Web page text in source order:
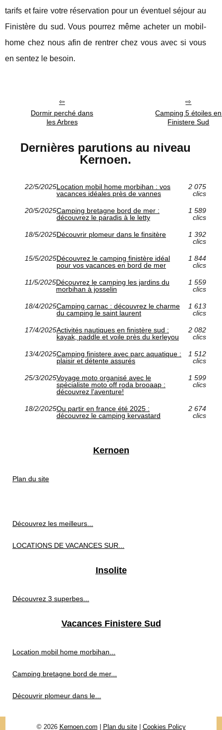
tarifs et faire votre réservation pour un éventuel séjour au
Finistère du sud. Vous pourrez même acheter un mobil-
home chez nous afin de rentrer chez vous avec si vous
en sentez le besoin.
Dormir perché dans
les Arbres
Camping 5 étoiles en
Finistere Sud
Dernières parutions au niveau
Kernoen.
22/5/2025Location mobil home morbihan : vos
vacances idéales près de vannes
2 075
clics
20/5/2025Camping bretagne bord de mer :
découvrez le paradis à le letty
1 589
clics
18/5/2025Découvrir plomeur dans le finsitère
1 392
clics
15/5/2025Découvrez le camping finistère idéal
pour vos vacances en bord de mer
1 844
clics
11/5/2025Découvrez le camping les jardins du
morbihan à josselin
1 559
clics
18/4/2025Camping carnac : découvrez le charme
du camping le saint laurent
1 613
clics
17/4/2025Activités nautiques en finistère sud :
kayak, paddle et voile près du kerleyou
2 082
clics
13/4/2025Camping finistere avec parc aquatique :
plaisir et détente assurés
1 512
clics
25/3/2025Voyage moto organisé avec le
spécialiste moto off roda brooaap :
découvrez l'aventure!
1 599
clics
18/2/2025Ou partir en france été 2025 :
découvrez le camping kervastard
2 674
clics
Kernoen
Plan du site
Découvrez les meilleurs...
LOCATIONS DE VACANCES SUR...
Insolite
Découvrez 3 superbes...
Vacances Finistere Sud
Location mobil home morbihan...
Camping bretagne bord de mer...
Découvrir plomeur dans le...
© 2026 Kernoen.com | Plan du site| Cookies Policy